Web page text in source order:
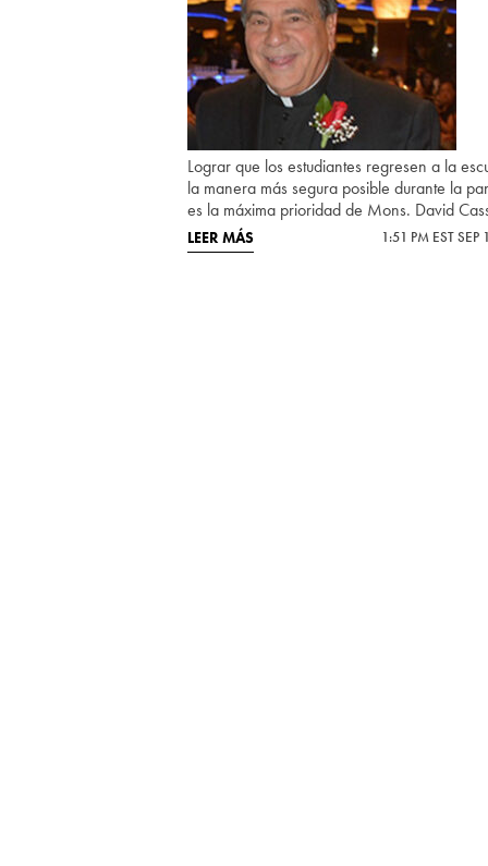
Lograr que los estudiantes regresen a la
la manera más segura posible durante la
es la máxima prioridad de Mons. David
LEER MÁS 1:51 PM EST